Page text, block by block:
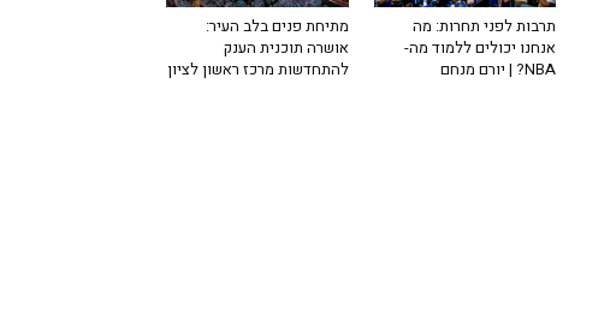
מתיחת פנים בלב העיר:
אושרה תוכנית הענק
להתחדשות מרכז ראשון לציון
תרבות לפני תחרות: מה
אנחנו יכולים ללמוד מה-
NBA? | יורם מנחם